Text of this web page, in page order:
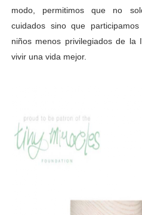
modo, permitimos que no
cuidados sino que
niños menos privilegiados de la
vivir una vida mejor.